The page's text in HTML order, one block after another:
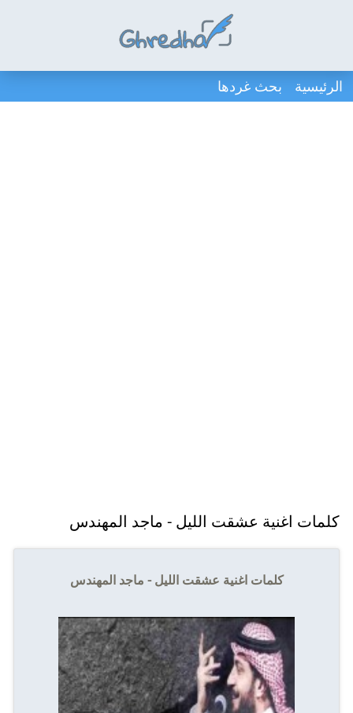
الرئيسية بحث غردها
كلمات اغنية عشقت الليل - ماجد المهندس
كلمات اغنية عشقت الليل - ماجد المهندس